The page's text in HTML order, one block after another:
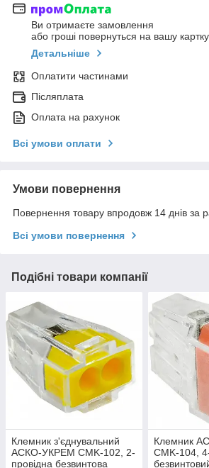
Ви отримаєте замовлення
або гроші повернуться на вашу картку
Детальніше
Оплатити частинами
Післяплата
Оплата на рахунок
Всі умови оплати
Умови повернення
Повернення товару впродовж 14 днів за
Всі умови повернення
Подібні товари компанії
Клемник з'єднувальний
АСКО-УКРЕМ CMK-102, 2-
провідна безвинтова
Клемник
CMK-104,